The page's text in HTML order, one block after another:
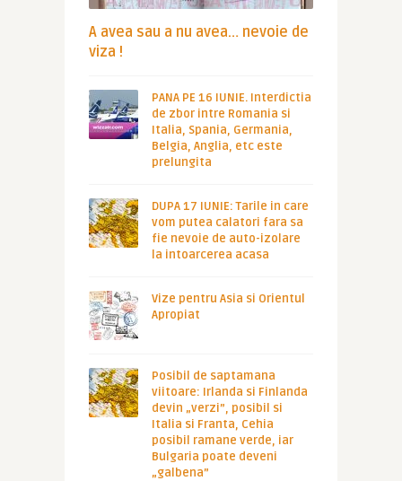
A avea sau a nu avea… nevoie de
viza !
PANA PE 16 IUNIE. Interdictia
de zbor intre Romania si
Italia, Spania, Germania,
Belgia, Anglia, etc este
prelungita
DUPA 17 IUNIE: Tarile in care
vom putea calatori fara sa
fie nevoie de auto-izolare
la intoarcerea acasa
Vize pentru Asia si Orientul
Apropiat
Posibil de saptamana
viitoare: Irlanda si Finlanda
devin „verzi”, posibil si
Italia si Franta, Cehia
posibil ramane verde, iar
Bulgaria poate deveni
„galbena”